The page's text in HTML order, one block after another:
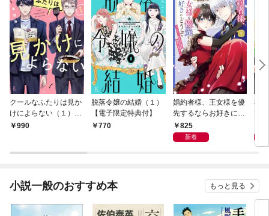
クールなふたりは見か
けによらない（１）
【電子限定特典付】
990
脱落令嬢の結婚（１）
【電子限定特典付】
770
婚約者様、王女様を優
先するならお好きにど
うぞ（※ただし、私も
王子様を優先します
825
新着
私
で
で
小説一般のおすすめ本 もっと見る